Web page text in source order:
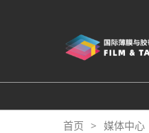
跳
转
容
首页 媒体中心